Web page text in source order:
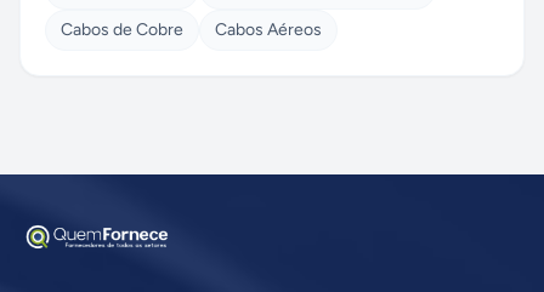
Cabos de Cobre
Cabos Aéreos